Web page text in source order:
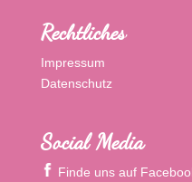
Rechtliches
Impressum
Datenschutz
Social Media
Finde uns auf